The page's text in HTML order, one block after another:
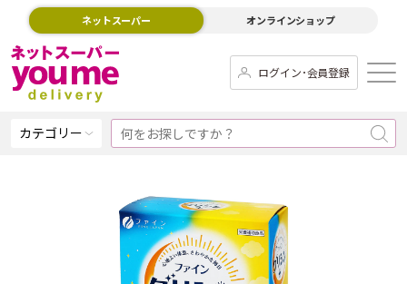
ネットスーパー オンラインショップ
ログイン･会員登録
カテゴリー